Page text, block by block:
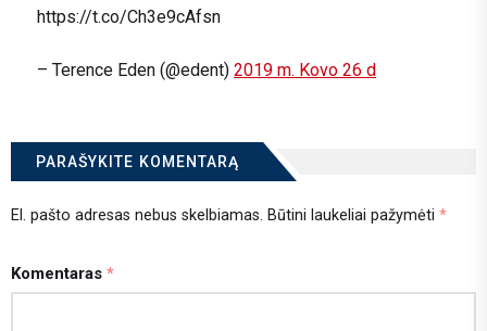
https://t.co/Ch3e9cAfsn
– Terence Eden (@edent) 2019 m. Kovo 26 d
PARAŠYKITE KOMENTARĄ
El. pašto adresas nebus skelbiamas. Būtini laukeliai pažymėti *
Komentaras *